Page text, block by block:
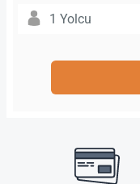
1 Yolcu